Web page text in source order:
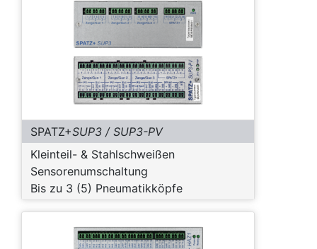
SPATZ+SUP3 / SUP3-PV
Kleinteil- & Stahlschweißen
Sensorenumschaltung
Bis zu 3 (5) Pneumatikköpfe